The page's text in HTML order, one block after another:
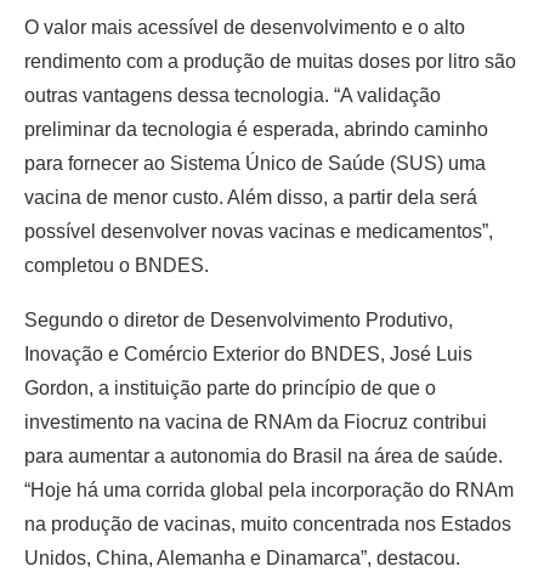
O valor mais acessível de desenvolvimento e o alto
rendimento com a produção de muitas doses por litro são
outras vantagens dessa tecnologia. “A validação
preliminar da tecnologia é esperada, abrindo caminho
para fornecer ao Sistema Único de Saúde (SUS) uma
vacina de menor custo. Além disso, a partir dela será
possível desenvolver novas vacinas e medicamentos”,
completou o BNDES.
Segundo o diretor de Desenvolvimento Produtivo,
Inovação e Comércio Exterior do BNDES, José Luis
Gordon, a instituição parte do princípio de que o
investimento na vacina de RNAm da Fiocruz contribui
para aumentar a autonomia do Brasil na área de saúde.
“Hoje há uma corrida global pela incorporação do RNAm
na produção de vacinas, muito concentrada nos Estados
Unidos, China, Alemanha e Dinamarca”, destacou.